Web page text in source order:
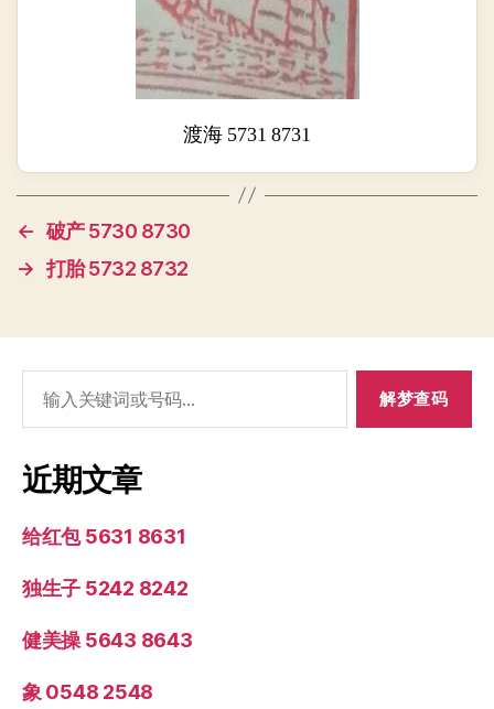
渡海 5731 8731
← 破产 5730 8730
→ 打胎 5732 8732
索：
近期文章
给红包 5631 8631
独生子 5242 8242
健美操 5643 8643
象 0548 2548